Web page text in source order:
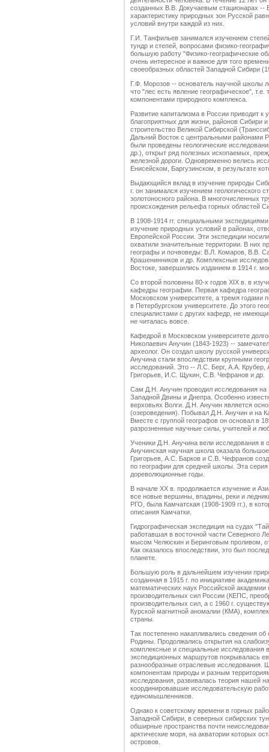
созданных В.В. Докучаевым стационарах --
характеристику природных зон Русской
условий внутри каждой из них.
Г.И. Танфильев занимался изучением
тундр и степей, вопросами физико-
большую работу "Физико-географические
очень интересное и важное для того
своеобразных областей Западной Сибири
Г.Ф. Морозов -- основатель научной школы
что "лес есть явление географическое",
компонентами природного комплекса.
Развитие капитализма в России приводит
благоприятных для жизни, районов Сибири
строительство Великой Сибирской
Дальний Восток с центральными районами
были проведены геологические
др.), открыт ряд полезных ископаемых,
железной дороги. Одновременно велись
Енисейском, Баргузинском, в результате
Выдающийся вклад в изучение природы
г. он занимался изучением геологического
золотоносного района. В многочисленных
происхождения рельефа горных областей
В 1908-1914 гг. специальными
изучение природных условий в районах,
Европейской России. Эти экспедиции
охватили значительные территории. В них
географы и почвоведы: В.Л. Комаров, В.В.
Крашенинников и др. Комплексные
Востоке, завершились изданием в 1914 г.
Со второй половины 80-х годов XIX в. в
кафедры географии. Первая кафедра
Московском университете, а тремя годами
в Петербургском университете. До этого
специалистами с других кафедр, не
не читалась вовсе.
Кафедрой в Московском университете
Николаевич Анучин (1843-1923) --
археолог. Он создал школу русской
Анучина стали впоследствии крупными
исследований. Это -- Л.С. Берг, А.А.
Григорьев, И.С. Щукин, С.В. Чефранов и др.
Сам Д.Н. Анучин проводил исследования на
Западной Двины и Днепра. Особенно
верховьях Волги. Д.Н. Анучин является
(озероведения). Побывал Д.Н. Анучин и на
Вместе с группой географов он основал в
разрозненные научные силы, учителей и
Ученики Д.Н. Анучина вели исследования в
Анучинская научная школа оказала
Григорьев, А.С. Барков и С.В. Чефранов
по географии для средней школы. Эта
дореволюционные годы.
В начале XX в. продолжается изучение и
все новые вершины, впадины, реки и
РГО, была Камчатская (1908-1909 гг.), в
описания Камчатки.
Гидрографическая экспедиция на судах
работавшая в восточной части Северного
мысом Челюскин и Беринговым проливом,
Как оказалось впоследствии, это был
планете.
Большую роль в дальнейшем изучении
созданная в 1915 г. по инициативе
математических наук Российской
производительных сил России (КЕПС,
производительных сил, а с 1960 г.
Курской магнитной аномалии (КМА),
страны.
Так постепенно накапливались сведения
Родины. Продолжались открытия на
комплексные и специальные исследования
экспедиционных маршрутов покрывалась
разнообразные отраслевые исследования.
компонентам природы и разным
исследования, развивалась теория нашей
координировавшие исследовательскую
единомышленников.
Однако к советскому времени в горных
Западной Сибири, в северных сибирских
обширные пространства почти
арктические моря, на акватории которых
островов.